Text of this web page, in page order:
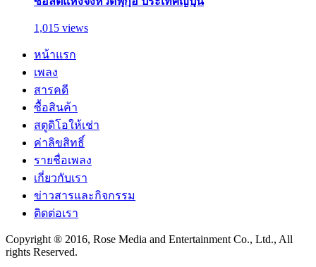
1,015 views
หน้าแรก
เพลง
สารคดี
ซื้อสินค้า
สตูดิโอให้เช่า
ค่าลิขสิทธิ์
รายชื่อเพลง
เกี่ยวกับเรา
ข่าวสารและกิจกรรม
ติดต่อเรา
Copyright ® 2016, Rose Media and Entertainment Co., Ltd., All
rights Reserved.